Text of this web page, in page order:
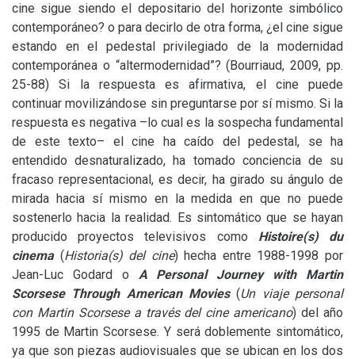
cine sigue siendo el depositario del horizonte simbólico
contemporáneo? o para decirlo de otra forma, ¿el cine sigue
estando en el pedestal privilegiado de la modernidad
contemporánea o “altermodernidad”? (Bourriaud, 2009, pp.
25-88) Si la respuesta es afirmativa, el cine puede
continuar movilizándose sin preguntarse por sí mismo. Si la
respuesta es negativa –lo cual es la sospecha fundamental
de este texto– el cine ha caído del pedestal, se ha
entendido desnaturalizado, ha tomado conciencia de su
fracaso representacional, es decir, ha girado su ángulo de
mirada hacia sí mismo en la medida en que no puede
sostenerlo hacia la realidad. Es sintomático que se hayan
producido proyectos televisivos como Histoire(s) du
cinema(Historia(s) del cine) hecha entre 1988-1998 por
Jean-Luc Godard o A Personal Journey with Martin
Scorsese Through American Movies(Un viaje personal
con Martin Scorsese a través del cine americano) del año
1995 de Martin Scorsese. Y será doblemente sintomático,
ya que son piezas audiovisuales que se ubican en los dos